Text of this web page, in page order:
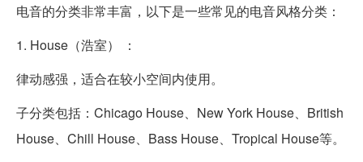
电音的分类非常丰富，以下是一些常见的电音风格分类：
1. House（浩室） ：
律动感强，适合在较小空间内使用。
子分类包括：Chicago House、New York House、British
House、Chill House、Bass House、Tropical House等。